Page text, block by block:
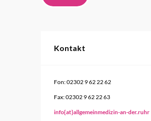
Kontakt
Fon: 02302 9 62 22 62
Fax: 02302 9 62 22 63
info{at}allgemeinmedizin-an-der.ruhr